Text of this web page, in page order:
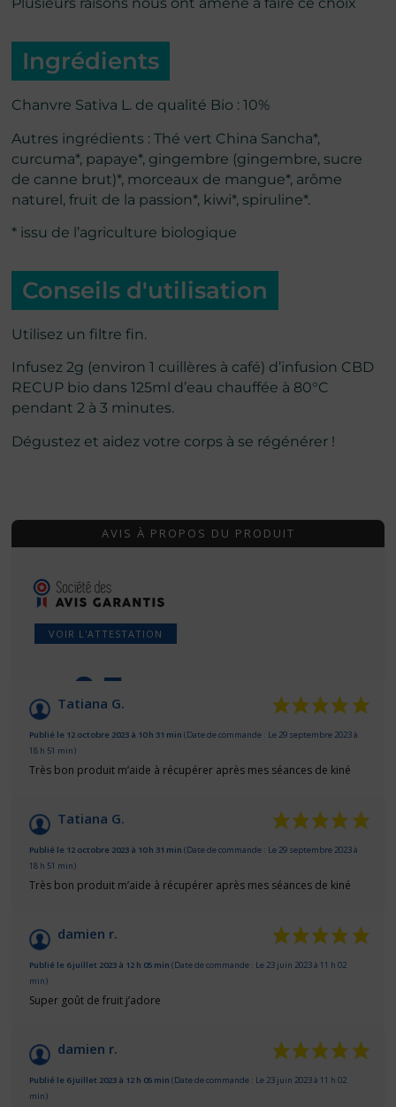
Ingrédients
Chanvre Sativa L. de qualité Bio : 10%
Autres ingrédients : Thé vert China Sancha*,
curcuma*, papaye*, gingembre (gingembre, sucre
de canne brut)*, morceaux de mangue*, arôme
naturel, fruit de la passion*, kiwi*, spiruline*.
* issu de l’agriculture biologique
Conseils d'utilisation
Utilisez un filtre fin.
Infusez 2g (environ 1 cuillères à café) d’infusion CBD
RECUP bio dans 125ml d’eau chauffée à 80°C
pendant 2 à 3 minutes.
Dégustez et aidez votre corps à se régénérer !
AVIS À PROPOS DU PRODUIT
VOIR L'ATTESTATION
9.5/10
Basé sur 34 avis
Tatiana G.
Publié le 12 octobre 2023 à 10 h 31 min(Date de commande : Le 29 septembre 2023 à
18 h 51 min)
Très bon produit m’aide à récupérer après mes séances de kiné
Tatiana G.
Publié le 12 octobre 2023 à 10 h 31 min(Date de commande : Le 29 septembre 2023 à
18 h 51 min)
Très bon produit m’aide à récupérer après mes séances de kiné
damien r.
Publié le 6 juillet 2023 à 12 h 05 min(Date de commande : Le 23 juin 2023 à 11 h 02
min)
Super goût de fruit j’adore
damien r.
Publié le 6 juillet 2023 à 12 h 05 min(Date de commande : Le 23 juin 2023 à 11 h 02
min)